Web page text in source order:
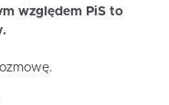
względem PiS to